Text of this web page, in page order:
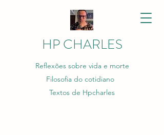
HP CHARLES
Reflexões sobre vida e morte
Filosofia do cotidiano
Textos de Hpcharles